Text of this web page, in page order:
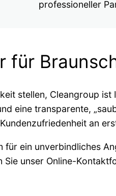
professioneller
für
stellen, Cleangroup
eine transparente,
an
für ein unverbindliches
Sie unser Online-